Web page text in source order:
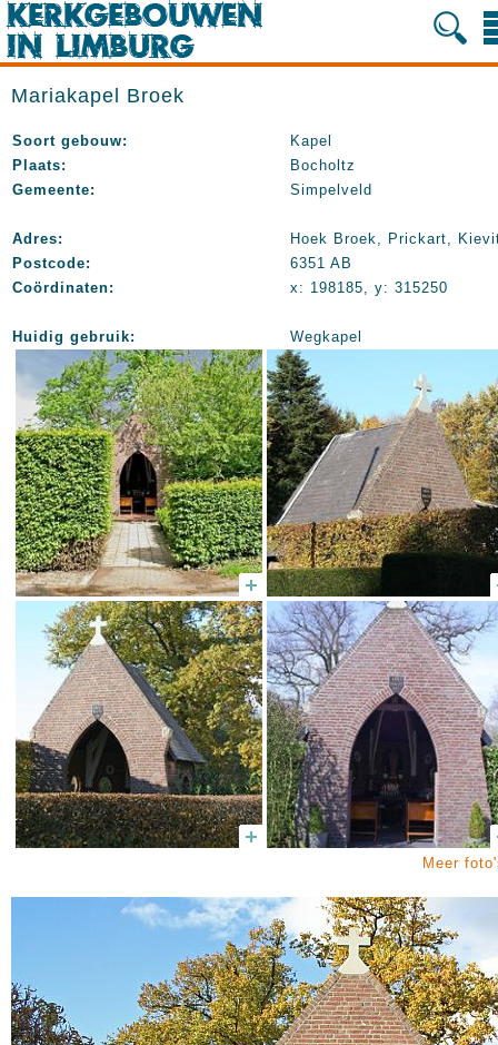
Mariakapel Broek
Soort gebouw:
Kapel
Plaats:
Bocholtz
Gemeente:
Simpelveld
Adres:
Hoek Broek, Prickart,
Postcode:
6351 AB
Coördinaten:
x: 198185, y: 315250
Huidig gebruik: Wegkapel
Meer